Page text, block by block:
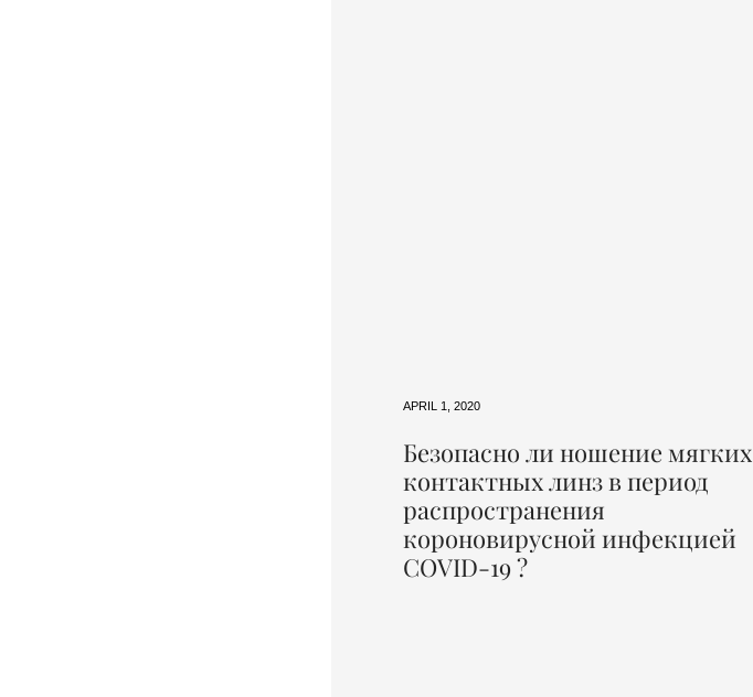
APRIL 1, 2020
Безопасно ли ношение мягких
контактных линз в период
распространения
короновирусной инфекцией
COVID-19 ?